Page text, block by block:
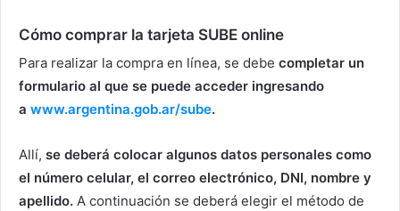
Cómo comprar la tarjeta SUBE online
Para realizar la compra en línea, se debe completar un
formulario al que se puede acceder ingresando
a www.argentina.gob.ar/sube.
Allí, se deberá colocar algunos datos personales como
el número celular, el correo electrónico, DNI, nombre y
apellido. A continuación se deberá elegir el método de